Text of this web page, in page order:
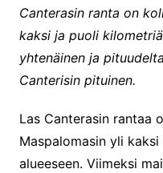
Canterasin ranta on
kaksi ja puoli
yhtenäinen ja
Canterisin pituinen.
Las Canterasin rantaa
Maspalomasin yli
alueeseen. Viimeksi